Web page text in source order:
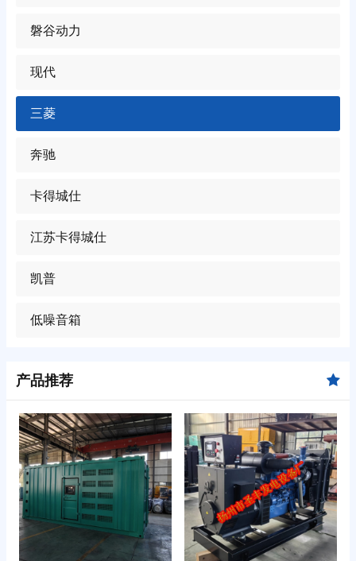
磐谷动力
现代
三菱
奔驰
卡得城仕
江苏卡得城仕
凯普
低噪音箱
产品推荐